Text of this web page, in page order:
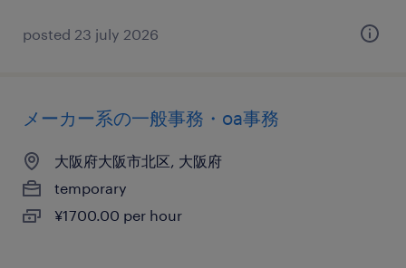
posted 23 july 2026
メーカー系の一般事務・oa事務
大阪府大阪市北区, 大阪府
temporary
¥1700.00 per hour